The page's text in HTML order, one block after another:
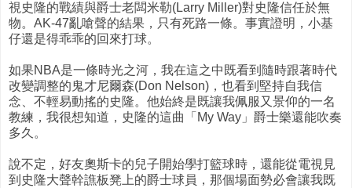
視史隆的戰績與爵士老闆米勒(Larry Miller)對史隆信任於無
物。AK-47亂嗆聲的結果，只有死路一條。事實證明，小基
仔還是得乖乖的回來打球。
如果NBA是一條時光之河，我在這之中既看到隨時跟著時代
改變調整的鬼才尼爾森(Don Nelson)，也看到堅持自我信
念、不輕易動搖的史隆。他始終是既讓我佩服又景仰的一名
教練，我很想知道，史隆的這曲「My Way」爵士樂還能吹奏
多久。
說不定，好友奧斯卡的兒子開始學打籃球時，還能從電視見
到史隆大聲幹譙板凳上的爵士球員，那個場面勢必會讓我既